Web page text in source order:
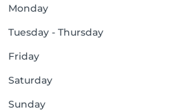
Monday
Tuesday - Thursday
Friday
Saturday
Sunday